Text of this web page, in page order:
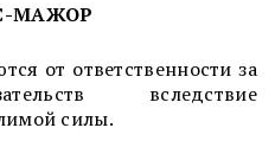
МАЖОР
от ответственности за
вследствие
силы.